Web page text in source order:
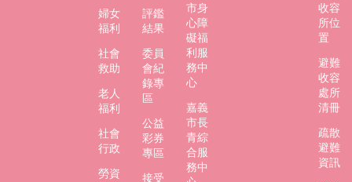
婦女
福利
社會
救助
老人
福利
社會
行政
勞資
評鑑
結果
委員
會紀
錄專
區
公益
彩券
專區
接受
市身
心障
礙福
利服
務中
心
嘉義
市長
青綜
合服
務中
收容
所位
置
避難
收容
處所
清冊
疏散
避難
資訊